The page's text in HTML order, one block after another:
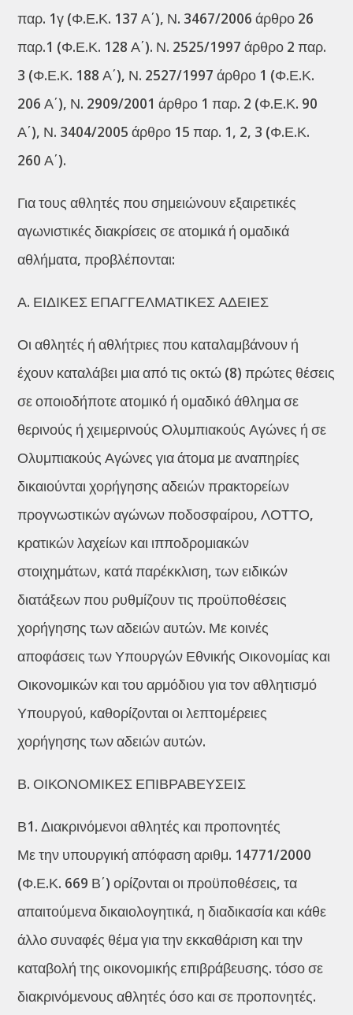
παρ. 1γ (Φ.Ε.Κ. 137 Α΄), Ν. 3467/2006 άρθρο 26
παρ.1 (Φ.Ε.Κ. 128 Α΄). Ν. 2525/1997 άρθρο 2 παρ.
3 (Φ.Ε.Κ. 188 Α΄), Ν. 2527/1997 άρθρο 1 (Φ.Ε.Κ.
206 Α΄), Ν. 2909/2001 άρθρο 1 παρ. 2 (Φ.Ε.Κ. 90
Α΄), Ν. 3404/2005 άρθρο 15 παρ. 1, 2, 3 (Φ.Ε.Κ.
260 Α΄).
Για τους αθλητές που σημειώνουν εξαιρετικές
αγωνιστικές διακρίσεις σε ατομικά ή ομαδικά
αθλήματα, προβλέπονται:
Α. ΕΙΔΙΚΕΣ ΕΠΑΓΓΕΛΜΑΤΙΚΕΣ ΑΔΕΙΕΣ
Οι αθλητές ή αθλήτριες που καταλαμβάνουν ή
έχουν καταλάβει μια από τις οκτώ (8) πρώτες θέσεις
σε οποιοδήποτε ατομικό ή ομαδικό άθλημα σε
θερινούς ή χειμερινούς Ολυμπιακούς Αγώνες ή σε
Ολυμπιακούς Αγώνες για άτομα με αναπηρίες
δικαιούνται χορήγησης αδειών πρακτορείων
προγνωστικών αγώνων ποδοσφαίρου, ΛΟΤΤΟ,
κρατικών λαχείων και ιπποδρομιακών
στοιχημάτων, κατά παρέκκλιση, των ειδικών
διατάξεων που ρυθμίζουν τις προϋποθέσεις
χορήγησης των αδειών αυτών. Με κοινές
αποφάσεις των Υπουργών Εθνικής Οικονομίας και
Οικονομικών και του αρμόδιου για τον αθλητισμό
Υπουργού, καθορίζονται οι λεπτομέρειες
χορήγησης των αδειών αυτών.
Β. ΟΙΚΟΝΟΜΙΚΕΣ ΕΠΙΒΡΑΒΕΥΣΕΙΣ
Β1. Διακρινόμενοι αθλητές και προπονητές
Με την υπουργική απόφαση αριθμ. 14771/2000
(Φ.Ε.Κ. 669 Β΄) ορίζονται οι προϋποθέσεις, τα
απαιτούμενα δικαιολογητικά, η διαδικασία και κάθε
άλλο συναφές θέμα για την εκκαθάριση και την
καταβολή της οικονομικής επιβράβευσης. τόσο σε
διακρινόμενους αθλητές όσο και σε προπονητές.